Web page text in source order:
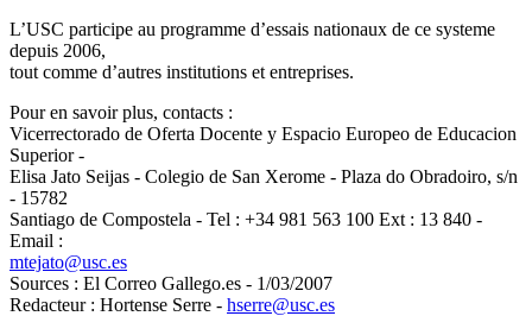
L’USC participe au programme d’essais nationaux de ce systeme
depuis 2006,
tout comme d’autres institutions et entreprises.
Pour en savoir plus, contacts :
Vicerrectorado de Oferta Docente y Espacio Europeo de Educacion
Superior -
Elisa Jato Seijas - Colegio de San Xerome - Plaza do Obradoiro, s/n
- 15782
Santiago de Compostela - Tel : +34 981 563 100 Ext : 13 840 -
Email :
mtejato@usc.es
Sources : El Correo Gallego.es - 1/03/2007
Redacteur : Hortense Serre - hserre@usc.es